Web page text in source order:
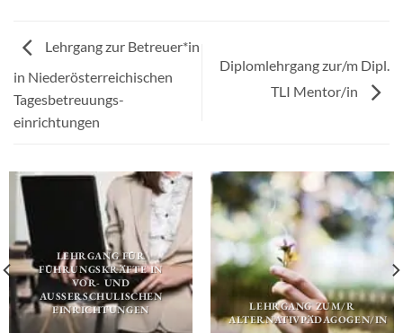
Lehrgang zur Betreuer*in
in Niederösterreichischen
Tagesbetreuungs-
einrichtungen
Diplomlehrgang zur/m Dipl.
TLI Mentor/in
LEHRGANG FÜR
FÜHRUNGSKRÄFTE IN
VOR- UND
AUSSERSCHULISCHEN E
INRICHTUNGEN
LEHRGANG ZUM/R
ALTERNATIVPÄDAGOGEN/IN